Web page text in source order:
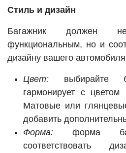
Стиль и дизайн
Багажник должен
функциональным, но и
дизайну вашего
Цвет: выбирайте
гармонирует с цветом
Матовые или
добавить
Форма: форма
соответствовать